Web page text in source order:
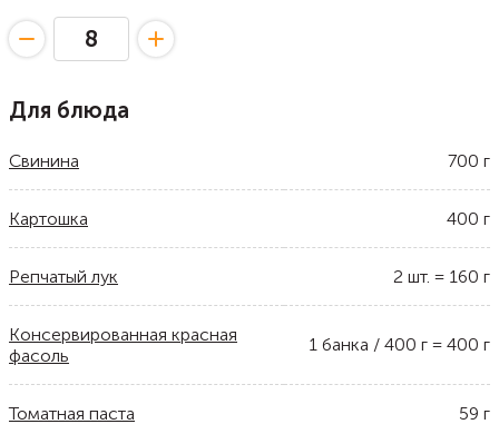
Для блюда
Свинина 700 г
Картошка 400 г
Репчатый лук 2 шт. = 160 г
Консервированная красная
фасоль
1 банка / 400 г = 400 г
Томатная паста 59 г